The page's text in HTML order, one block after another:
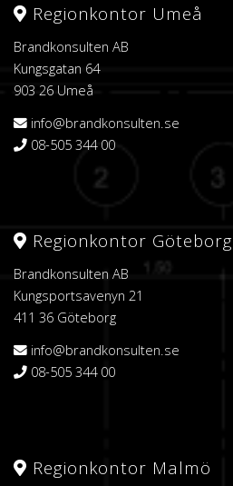
Regionkontor Umeå
Brandkonsulten AB
Kungsgatan 64
903 26 Umeå
info@brandkonsulten.se
08-505 344 00
Regionkontor Göteborg
Brandkonsulten AB
Kungsportsavenyn 21
411 36 Göteborg
info@brandkonsulten.se
08-505 344 00
Regionkontor Malmö